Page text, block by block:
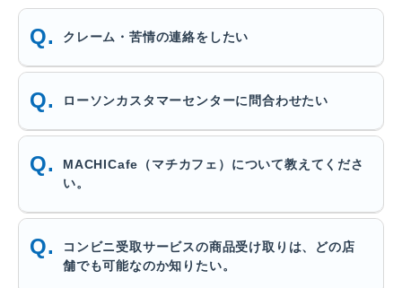
クレーム・苦情の連絡をしたい
ローソンカスタマーセンターに問合わせたい
MACHICafe（マチカフェ）について教えてくださ
い。
コンビニ受取サービスの商品受け取りは、どの店
舗でも可能なのか知りたい。